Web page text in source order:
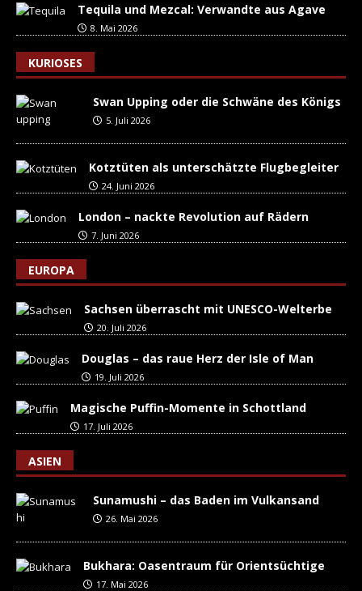
Tequila und Mezcal: Verwandte aus Agave
8. Mai 2026
KURIOSES
Swan Upping oder die Schwäne des Königs
5. Juli 2026
Kotztüten als unterschätzte Flugbegleiter
24. Juni 2026
London – nackte Revolution auf Rädern
7. Juni 2026
EUROPA
Sachsen überrascht mit UNESCO-Welterbe
20. Juli 2026
Douglas – das raue Herz der Isle of Man
19. Juli 2026
Magische Puffin-Momente in Schottland
17. Juli 2026
ASIEN
Sunamushi – das Baden im Vulkansand
26. Mai 2026
Bukhara: Oasentraum für Orientsüchtige
17. Mai 2026